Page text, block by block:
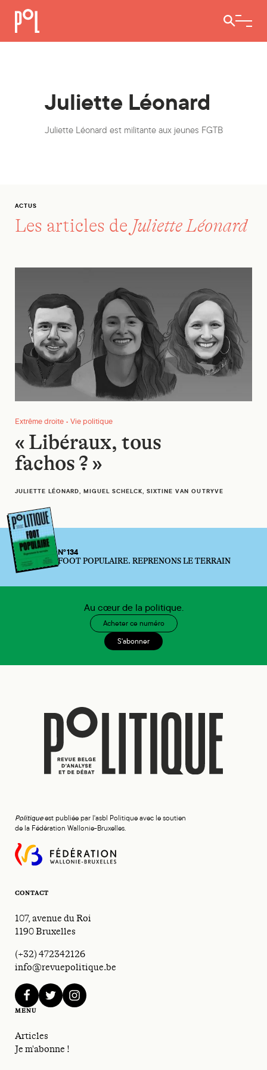
Ouvrir /
Juliette Léonard
Juliette Léonard est militante aux jeunes FGTB
ACTUS
Les articles de Juliette Léonard
Extrême droite • Vie politique
« Libéraux, tous
fachos ? »
JULIETTE LÉONARD, MIGUEL SCHELCK, SIXTINE VAN OUTRYVE
N°134
FOOT POPULAIRE. REPRENONS LE TERRAIN
Au cœur de la politique.
Acheter ce numéro
S'abonner
Politiqueest publiée par l'asbl Politique avec le soutien
de la Fédération Wallonie-Bruxelles.
CONTACT
107, avenue du Roi
1190 Bruxelles
(+32) 472342126
info@revuepolitique.be
facebooktwitterinstagram
MENU
Articles
Je m'abonne !